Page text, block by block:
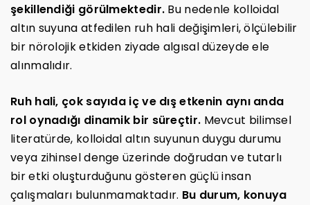
şekillendiği görülmektedir. Bu nedenle kolloidal
altın suyuna atfedilen ruh hali değişimleri, ölçülebilir
bir nörolojik etkiden ziyade algısal düzeyde ele
alınmalıdır.
Ruh hali, çok sayıda iç ve dış etkenin aynı anda
rol oynadığı dinamik bir süreçtir. Mevcut bilimsel
literatürde, kolloidal altın suyunun duygu durumu
veya zihinsel denge üzerinde doğrudan ve tutarlı
bir etki oluşturduğunu gösteren güçlü insan
çalışmaları bulunmamaktadır. Bu durum, konuya